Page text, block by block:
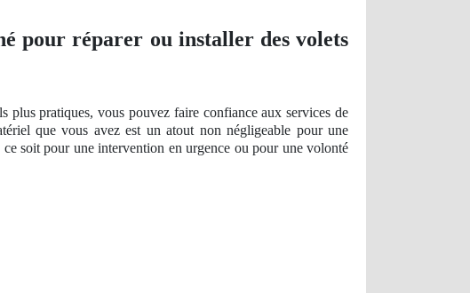
pour réparer ou installer des volets
plus pratiques, vous pouvez faire confiance aux services de
que vous avez est un atout non négligeable pour une
soit pour une intervention en urgence ou pour une volonté